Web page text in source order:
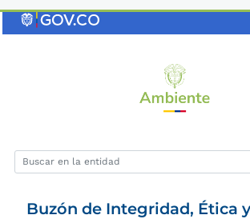
Buzón de Integridad, Ética